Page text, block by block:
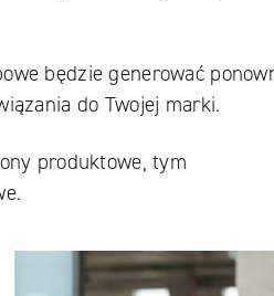
będzie generować
do Twojej marki.
produktowe, tym